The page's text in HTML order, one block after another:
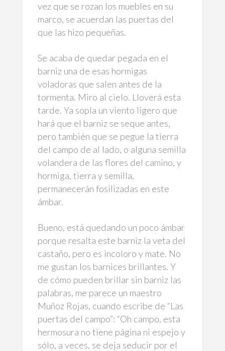
vez que se rozan los muebles en su
marco, se acuerdan las puertas del
que las hizo pequeñas.
Se acaba de quedar pegada en el
barniz una de esas hormigas
voladoras que salen antes de la
tormenta. Miro al cielo. Lloverá esta
tarde. Ya sopla un viento ligero que
hará que el barniz se seque antes,
pero también que se pegue la tierra
del campo de al lado, o alguna semilla
volandera de las flores del camino, y
hormiga, tierra y semilla,
permanecerán fosilizadas en este
ámbar.
Bueno, está quedando un poco ámbar
porque resalta este barniz la veta del
castaño, pero es incoloro y mate. No
me gustan los barnices brillantes. Y
de cómo pueden brillar sin barniz las
palabras, me parece un maestro
Muñoz Rojas, cuando escribe de “Las
puertas del campo”: “Oh campo, esta
hermosura no tiene página ni espejo y
sólo, a veces, se deja seducir por el